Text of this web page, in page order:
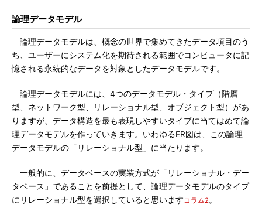
論理データモデル
論理データモデルは、概念の世界で集めてきたデータ項目のう
ち、ユーザーにシステム化を期待される範囲でコンピュータに記
憶される永続的なデータを対象としたデータモデルです。
論理データモデルには、4つのデータモデル・タイプ（階層
型、ネットワーク型、リレーショナル型、オブジェクト型）があ
りますが、データ構造を最も表現しやすいタイプに当てはめて論
理データモデルを作っていきます。いわゆるER図は、この論理
データモデルの「リレーショナル型」に当たります。
一般的に、データベースの実装方式が「リレーショナル・デー
タベース」であることを前提として、論理データモデルのタイプ
にリレーショナル型を選択していると思いますコラム2。